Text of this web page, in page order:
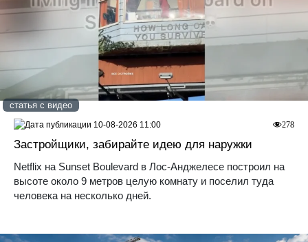
статья с видео
Застройщики, забирайте идею для наружки
Netflix на Sunset Boulevard в Лос-Анджелесе построил на
высоте около 9 метров целую комнату и поселил туда
человека на несколько дней.
278
10-08-2026 11:00